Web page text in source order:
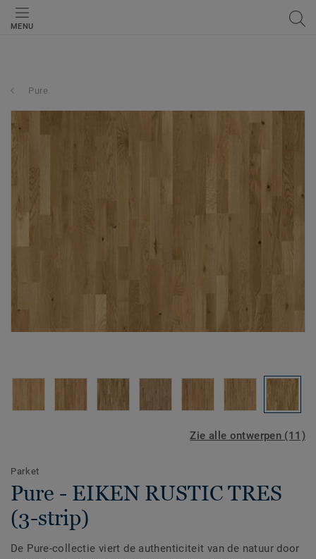
MENU
Pure
Zie alle ontwerpen (11)
Parket
Pure - EIKEN RUSTIC TRES
(3-strip)
De Pure-collectie viert de authenticiteit van de natuur door